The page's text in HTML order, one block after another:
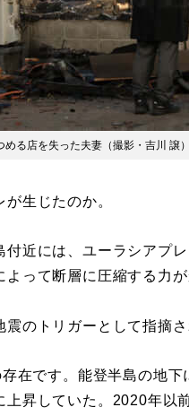
める店を失った夫妻（撮影・吉川 譲
生じたのか。
付近には、ユーラシアプ
よって断層に圧縮する力
のトリガーとして指摘さ
存在です。能登半島の地
上昇していた。2020年以